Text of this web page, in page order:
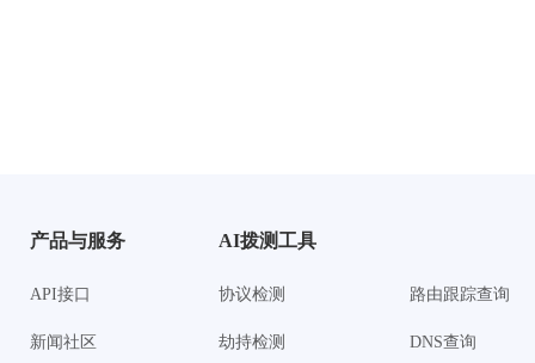
产品与服务
API接口
新闻社区
AI拨测工具
协议检测
劫持检测
路由跟踪查询
DNS查询